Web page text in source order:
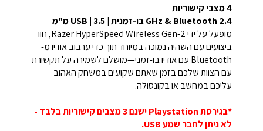
4 מצבי קישוריות
2.4 GHz & Bluetooth בו-זמנית | USB | 3.5 מ"מ
מופעל על ידי Razer HyperSpeed Wireless Gen-2, חוו
ביצועים עם השהיה נמוכה במיוחד תוך כדי ערבוב אודיו מ-
Bluetooth עם אודיו בו-זמני—מושלם לשמירה על תקשורת
עם הצוות שלכם בזמן שאתם שקועים במשחק האהוב
עליכם במחשב או בקונסולה.
*בגירסת Playstation ישנם 3 מצבים קישוריות בלבד -
לא ניתן לחבר שמע USB.